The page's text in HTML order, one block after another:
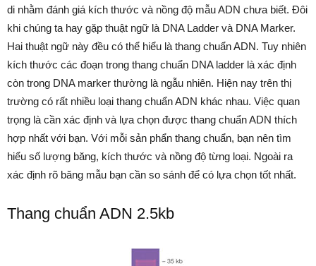
di nhằm đánh giá kích thước và nồng độ mẫu ADN chưa biết. Đôi
khi chúng ta hay gặp thuật ngữ là DNA Ladder và DNA Marker.
Hai thuật ngữ này đều có thể hiểu là thang chuẩn ADN. Tuy nhiên
kích thước các đoạn trong thang chuẩn DNA ladder là xác định
còn trong DNA marker thường là ngẫu nhiên. Hiện nay trên thị
trường có rất nhiều loại thang chuẩn ADN khác nhau. Việc quan
trọng là cần xác định và lựa chọn được thang chuẩn ADN thích
hợp nhất với bạn. Với mỗi sản phẩn thang chuẩn, bạn nên tìm
hiểu số lượng băng, kích thước và nồng độ từng loại. Ngoài ra
xác định rõ băng mẫu bạn cần so sánh để có lựa chọn tốt nhất.
Thang chuẩn ADN 2.5kb